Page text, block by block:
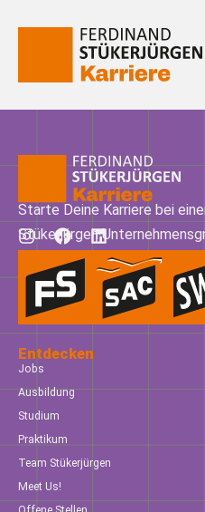
Starte Deine Karriere bei
Stükerjürgen
Entdecken
Jobs
Ausbildung
Studium
Praktikum
Team Stükerjürgen
Meet Us!